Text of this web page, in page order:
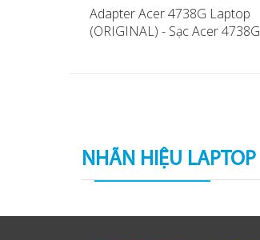
Adapter Acer 4738G Laptop
(ORIGINAL) - Sạc Acer 4738G
NHÃN HIỆU LAPTOP